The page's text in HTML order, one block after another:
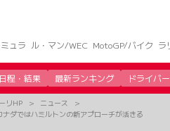
ュラ ル・マン/WEC MotoGP/バイク ラ
程・結果 最新ランキング ドライバー
リHP
ニュース
ダではハミルトンの新アプローチが活きる